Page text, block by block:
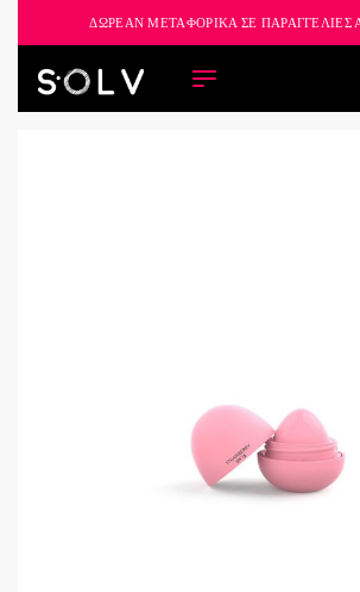
ΔΩΡΕΑΝ ΜΕΤΑΦΟΡΙΚΑ ΣΕ ΠΑΡΑΓΓΕΛΙΕΣ